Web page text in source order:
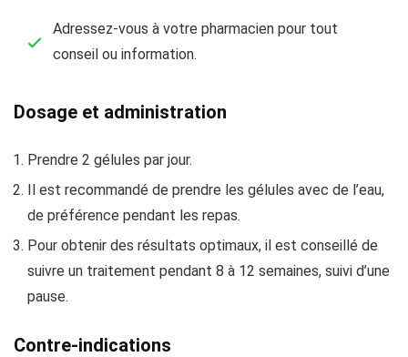
Adressez-vous à votre pharmacien pour tout
conseil ou information.
Dosage et administration
Prendre 2 gélules par jour.
Il est recommandé de prendre les gélules avec de l’eau,
de préférence pendant les repas.
Pour obtenir des résultats optimaux, il est conseillé de
suivre un traitement pendant 8 à 12 semaines, suivi d’une
pause.
Contre-indications